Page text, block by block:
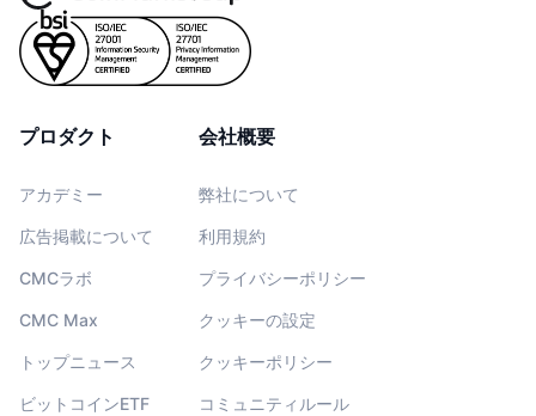
プロダクト
アカデミー
広告掲載について
CMCラボ
CMC Max
トップニュース
ビットコインETF
会社概要
弊社について
利用規約
プライバシーポリシー
クッキーの設定
クッキーポリシー
コミュニティルール